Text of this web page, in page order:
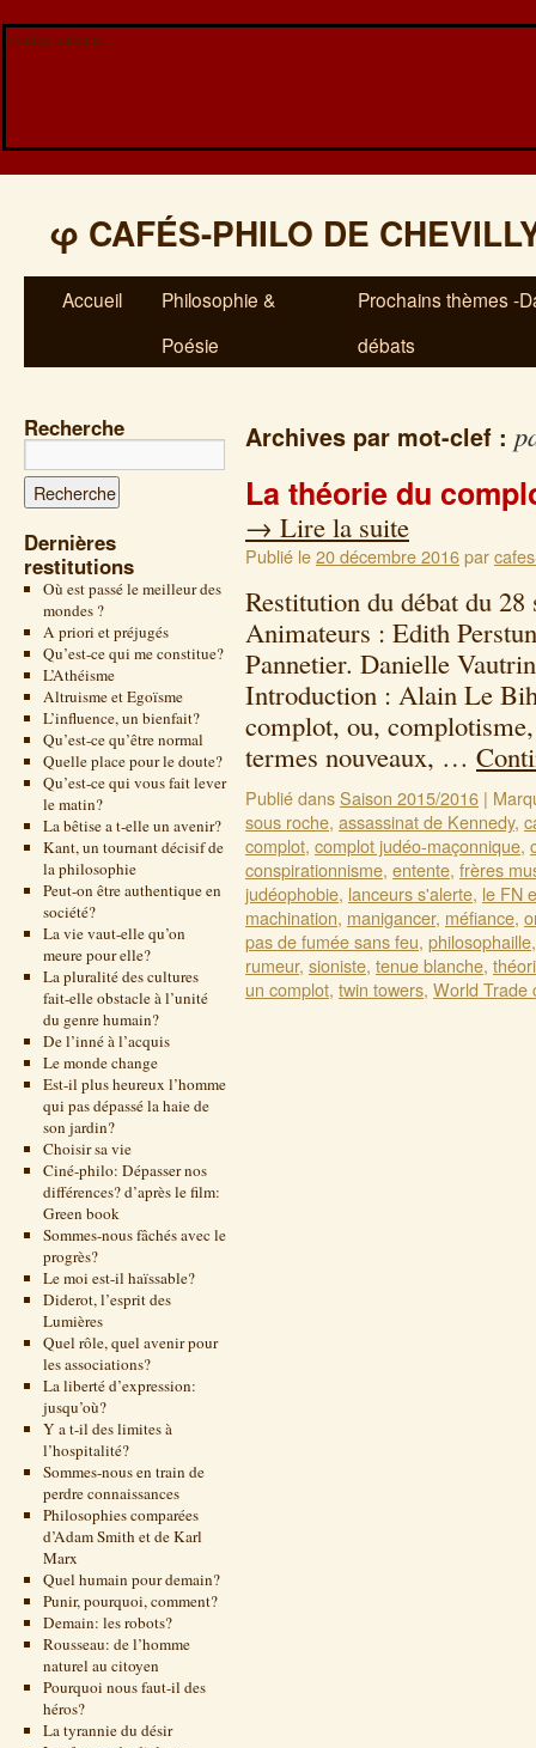
Veuillez patienter...
φ CAFÉS-PHILO DE
Accueil
Philosophie &
Poésie
Prochains thèmes -
débats
Recherche
Dernières
restitutions
Où est passé le meilleur des
mondes ?
A priori et préjugés
Qu’est-ce qui me constitue?
L’Athéisme
Altruisme et Egoïsme
L’influence, un bienfait?
Qu’est-ce qu’être normal
Quelle place pour le doute?
Qu’est-ce qui vous fait lever
le matin?
La bêtise a t-elle un avenir?
Kant, un tournant décisif de
la philosophie
Peut-on être authentique en
société?
La vie vaut-elle qu’on
meure pour elle?
La pluralité des cultures
fait-elle obstacle à l’unité
du genre humain?
De l’inné à l’acquis
Le monde change
Est-il plus heureux l’homme
qui pas dépassé la haie de
son jardin?
Choisir sa vie
Ciné-philo: Dépasser nos
différences? d’après le film:
Green book
Sommes-nous fâchés avec le
progrès?
Le moi est-il haïssable?
Diderot, l’esprit des
Lumières
Quel rôle, quel avenir pour
les associations?
La liberté d’expression:
jusqu’où?
Y a t-il des limites à
l’hospitalité?
Sommes-nous en train de
perdre connaissances
Philosophies comparées
d’Adam Smith et de Karl
Marx
Quel humain pour demain?
Punir, pourquoi, comment?
Demain: les robots?
Rousseau: de l’homme
naturel au citoyen
Pourquoi nous faut-il des
héros?
La tyrannie du désir
Archives par mot-clef :
La théorie du
→ Lire la suite
Publié le20 décembre 2016par
Restitution du débat du
Animateurs : Edith
Pannetier. Danielle
Introduction : Alain Le
complot, ou,
termes nouveaux, …
Publié dansSaison 2015/2016 |
sous roche, assassinat de Kennedy,
complot, complot judéo-maçonnique,
conspirationnisme, entente, frères
judéophobie, lanceurs s'alerte, le FN
machination, manigancer, méfiance,
pas de fumée sans feu, philosophaille
rumeur, sioniste, tenue blanche,
un complot, twin towers, World Trade